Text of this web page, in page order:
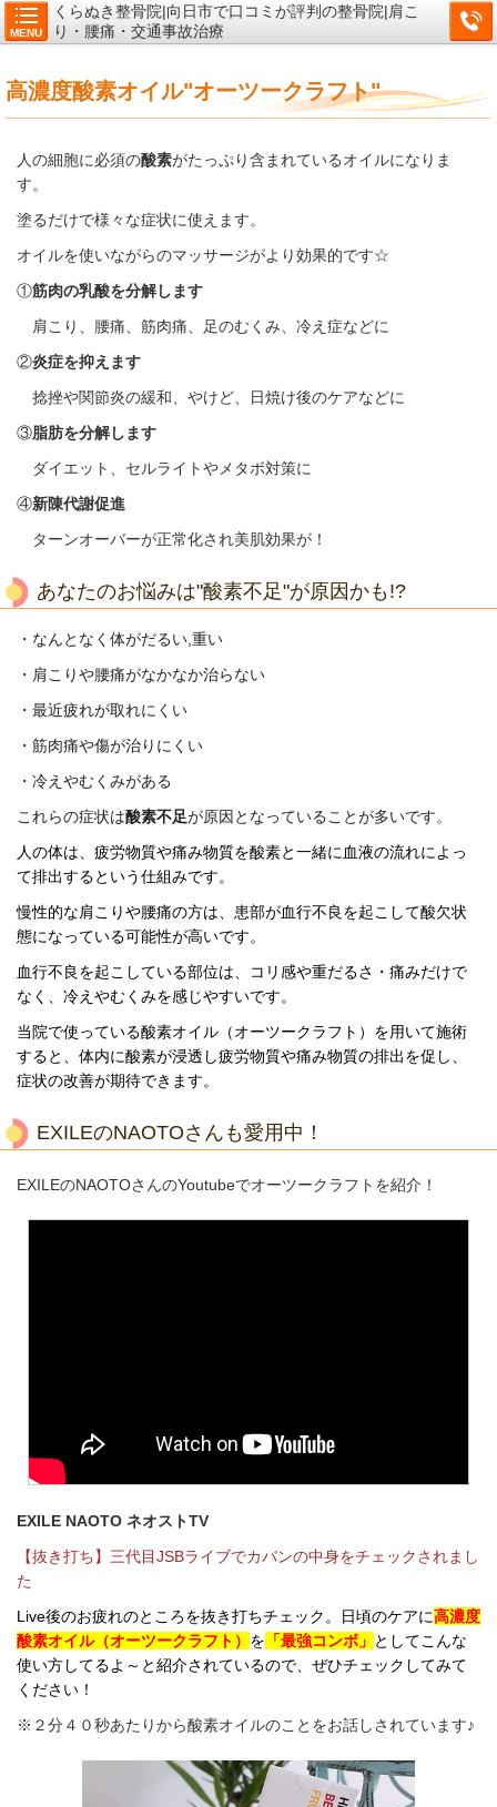
MENU
くらぬき整骨院|向日市で口コミが評判の整骨院|肩こ
り・腰痛・交通事故治療
高濃度酸素オイル"オーツークラフト"
人の細胞に必須の酸素がたっぷり含まれているオイルになりま
す。
塗るだけで様々な症状に使えます。
オイルを使いながらのマッサージがより効果的です☆
①筋肉の乳酸を分解します
肩こり、腰痛、筋肉痛、足のむくみ、冷え症などに
②炎症を抑えます
捻挫や関節炎の緩和、やけど、日焼け後のケアなどに
③脂肪を分解します
ダイエット、セルライトやメタボ対策に
④新陳代謝促進
ターンオーバーが正常化され美肌効果が！
あなたのお悩みは"酸素不足"が原因かも!?
・なんとなく体がだるい, 重い
・肩こりや腰痛がなかなか治らない
・最近疲れが取れにくい
・筋肉痛や傷が治りにくい
・冷えやむくみがある
これらの症状は酸素不足が原因となっていることが多いです。
人の体は、疲労物質や痛み物質を酸素と一緒に血液の流れによっ
て排出するという仕組みです。
慢性的な肩こりや腰痛の方は、患部が血行不良を起こして酸欠状
態になっている可能性が高いです。
血行不良を起こしている部位は、コリ感や重だるさ・痛みだけで
なく、冷えやむくみを感じやすいです。
当院で使っている酸素オイル（オーツークラフト）を用いて施術
すると、体内に酸素が浸透し疲労物質や痛み物質の排出を促し、
症状の改善が期待できます。
EXILEのNAOTOさんも愛用中！
EXILEのNAOTOさんのYoutubeでオーツークラフトを紹介！
EXILE NAOTO ネオストTV
【抜き打ち】三代目JSBライブでカバンの中身をチェックされまし
た
Live後のお疲れのところを抜き打ちチェック。日頃のケアに高濃度
酸素オイル（オーツークラフト） を 「最強コンボ」 としてこんな
使い方してるよ～と紹介されているので、ぜひチェックしてみて
ください！
※２分４０秒あたりから酸素オイルのことをお話しされています♪